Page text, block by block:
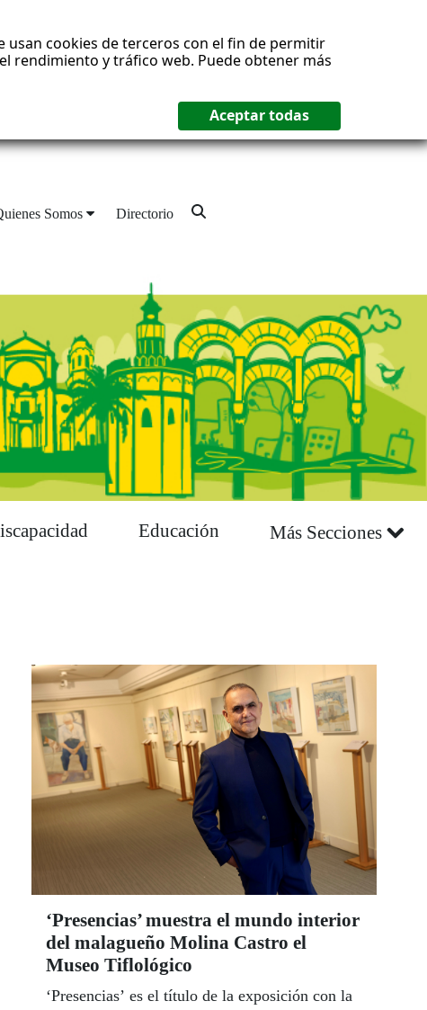
usan cookies de terceros con el fin de permitir
rendimiento y tráfico web. Puede obtener más
Somos Directorio
Educación Más Secciones
‘Presencias’ muestra el mundo interior
del malagueño Molina Castro el
Museo Tiflológico
‘Presencias’ es el título de la exposición con la